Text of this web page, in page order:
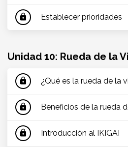
lock Establecer prioridades
Unidad 10: Rueda de la
lock ¿Qué es la rueda de la
lock Beneficios de la rueda
lock Introducción al IKIGAI